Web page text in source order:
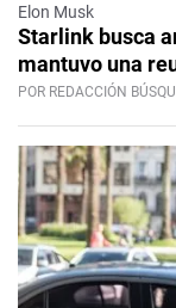
Elon Musk
Starlink busca
mantuvo una
POR REDACCIÓN